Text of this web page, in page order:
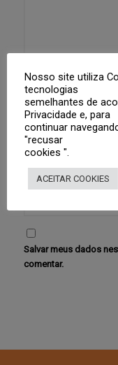
Nome*
E-mail*
Site
Salvar meus dados
comentar.
Nosso site utiliza
tecnologias
semelhantes de
Privacidade e, para
continuar
"recusar
cookies ".
ACEITAR COOKIES